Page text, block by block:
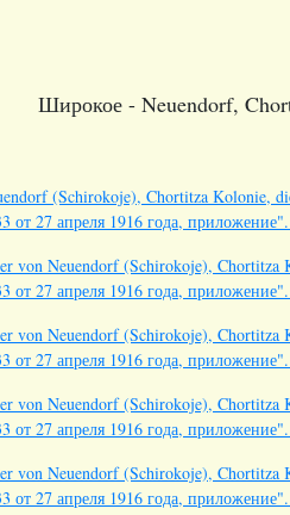
Широкое - Neuendorf,
(Schirokoje), Chortitza Kolonie,
от 27 апреля 1916 года,
von Neuendorf (Schirokoje), Chortitza
от 27 апреля 1916 года,
von Neuendorf (Schirokoje), Chortitza
от 27 апреля 1916 года,
von Neuendorf (Schirokoje), Chortitza
от 27 апреля 1916 года,
von Neuendorf (Schirokoje), Chortitza
от 27 апреля 1916 года,